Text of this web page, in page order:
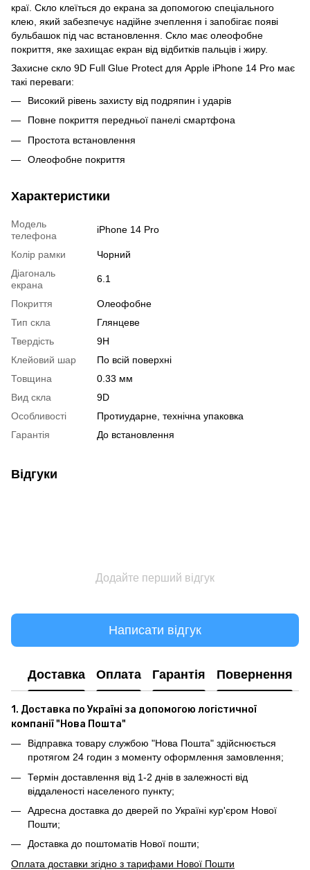
краї. Скло клеїться до екрана за допомогою спеціального
клею, який забезпечує надійне зчеплення і запобігає появі
бульбашок під час встановлення. Скло має олеофобне
покриття, яке захищає екран від відбитків пальців і жиру.
Захисне скло 9D Full Glue Protect для Apple iPhone 14 Pro має
такі переваги:
Високий рівень захисту від подряпин і ударів
Повне покриття передньої панелі смартфона
Простота встановлення
Олеофобне покриття
Характеристики
Модель
телефона
iPhone 14 Pro
Колір рамки
Чорний
Діагональ
екрана
6.1
Покриття
Олеофобне
Тип скла
Глянцеве
Твердість
9Н
Клейовий шар
По всій поверхні
Товщина
0.33 мм
Вид скла
9D
Особливості
Протиударне, технічна упаковка
Гарантія
До встановлення
Відгуки
Додайте перший відгук
Написати відгук
Доставка Оплата Гарантія Повернення
1. Доставка по Україні за допомогою логістичної
компанії "Нова Пошта"
Відправка товару службою "Нова Пошта" здійснюється
протягом 24 годин з моменту оформлення замовлення;
Термін доставлення від 1-2 днів в залежності від
віддаленості населеного пункту;
Адресна доставка до дверей по Україні кур'єром Нової
Пошти;
Доставка до поштоматів Нової пошти;
Оплата доставки згідно з тарифами Нової Пошти